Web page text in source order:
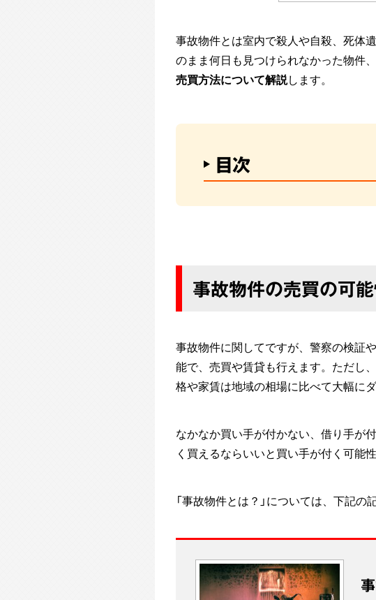
事故物件とは室内で殺人や自殺、死体
のまま何日も見つけられなかった物件
売買方法について解説します。
目次
事故物件の売買の可
事故物件に関してですが、警察の検証
能で、売買や賃貸も行えます。ただし
格や家賃は地域の相場に比べて大幅に
なかなか買い手が付かない、借り手が
く買えるならいいと買い手が付く可能
「事故物件とは？」については、下記の